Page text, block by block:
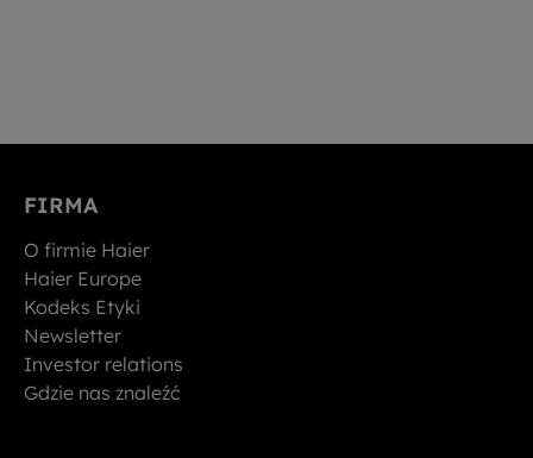
FIRMA
O firmie Haier
Haier Europe
Kodeks Etyki
Newsletter
Investor relations
Gdzie nas znaleźć